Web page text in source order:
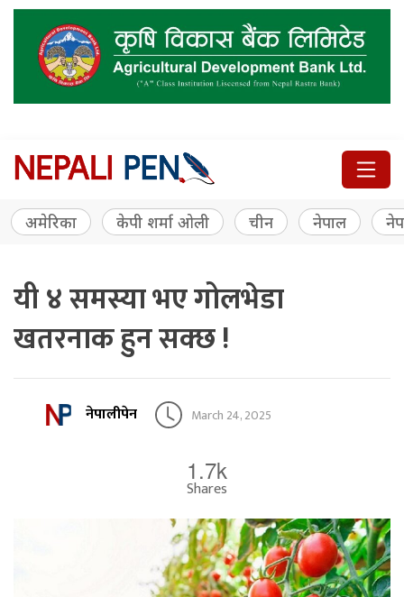
अमेरिका केपी शर्मा ओली चीन नेपाल
यी ४ समस्या भए गोलभेडा
खतरनाक हुन सक्छ !
नेपालीपेन March 24, 2025
1.7k
Shares